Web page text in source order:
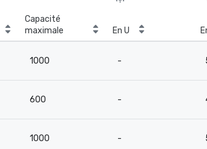
Capacité
maximale
En U
1000 -
600 -
1000 -